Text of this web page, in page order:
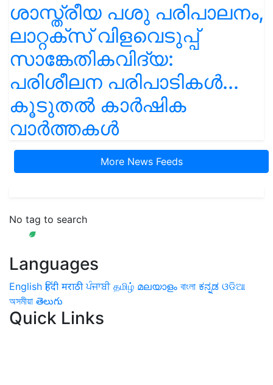
ശാസ്ത്രീയ പശു പരിപാലനം,
ലാറ്റക്സ് വിളവെടുപ്പ്
സാങ്കേതികവിദ്യ:
പരിശീലന പരിപാടികൾ...
കൂടുതൽ കാർഷിക
വാർത്തകൾ
More News Feeds
No tag to search
Languages
English हिंदी मराठी ਪੰਜਾਬੀ தமிழ் മലയാളം বাংলা ಕನ್ನಡ ଓଡିଆ
অসমীয়া తెలుగు
Quick Links